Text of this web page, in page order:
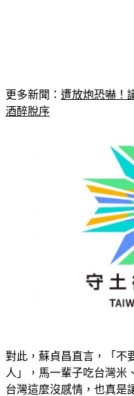
更多新聞：
對此，蘇貞昌直言，「不
人」，馬一輩子吃台灣米